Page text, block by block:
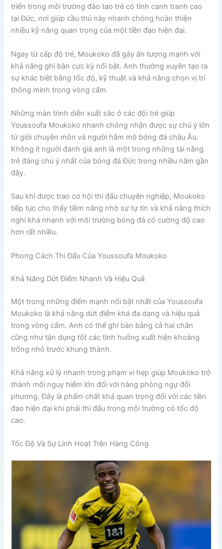
triển trong môi trường đào tạo trẻ có tính cạnh tranh cao
tại Đức, nơi giúp cầu thủ này nhanh chóng hoàn thiện
nhiều kỹ năng quan trọng của một tiền đạo hiện đại.
Ngay từ cấp độ trẻ, Moukoko đã gây ấn tượng mạnh với
khả năng ghi bàn cực kỳ nổi bật. Anh thường xuyên tạo ra
sự khác biệt bằng tốc độ, kỹ thuật và khả năng chọn vị trí
thông minh trong vòng cấm.
Những màn trình diễn xuất sắc ở các đội trẻ giúp
Youssoufa Moukoko nhanh chóng nhận được sự chú ý lớn
từ giới chuyên môn và người hâm mộ bóng đá châu Âu.
Không ít người đánh giá anh là một trong những tài năng
trẻ đáng chú ý nhất của bóng đá Đức trong nhiều năm gần
đây.
Sau khi được trao cơ hội thi đấu chuyên nghiệp, Moukoko
tiếp tục cho thấy tiềm năng nhờ sự tự tin và khả năng thích
nghi khá nhanh với môi trường bóng đá có cường độ cao
hơn rất nhiều.
Phong Cách Thi Đấu Của Youssoufa Moukoko
Khả Năng Dứt Điểm Nhanh Và Hiệu Quả
Một trong những điểm mạnh nổi bật nhất của Youssoufa
Moukoko là khả năng dứt điểm khá đa dạng và hiệu quả
trong vòng cấm. Anh có thể ghi bàn bằng cả hai chân
cũng như tận dụng tốt các tình huống xuất hiện khoảng
trống nhỏ trước khung thành.
Khả năng xử lý nhanh trong phạm vi hẹp giúp Moukoko trở
thành mối nguy hiểm lớn đối với hàng phòng ngự đối
phương. Đây là phẩm chất khá quan trọng đối với các tiền
đạo hiện đại khi phải thi đấu trong môi trường có tốc độ
cao.
Tốc Độ Và Sự Linh Hoạt Trên Hàng Công